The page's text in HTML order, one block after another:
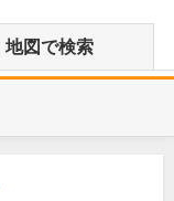
地図で検索